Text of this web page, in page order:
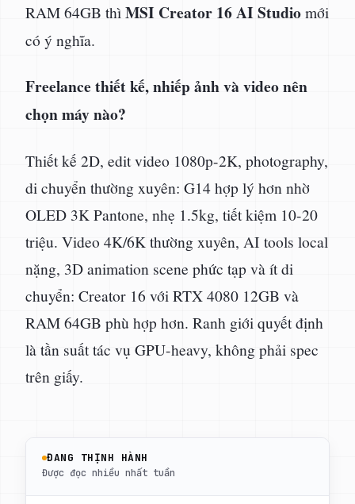
RAM 64GB thì MSI Creator 16 AI Studiomới
có ý nghĩa.
Freelance thiết kế, nhiếp ảnh và video nên
chọn máy nào?
Thiết kế 2D, edit video 1080p-2K, photography,
di chuyển thường xuyên: G14 hợp lý hơn nhờ
OLED 3K Pantone, nhẹ 1.5kg, tiết kiệm 10-20
triệu. Video 4K/6K thường xuyên, AI tools local
nặng, 3D animation scene phức tạp và ít di
chuyển: Creator 16 với RTX 4080 12GB và
RAM 64GB phù hợp hơn. Ranh giới quyết định
là tần suất tác vụ GPU-heavy, không phải spec
trên giấy.
ĐANG THỊNH HÀNH
Được đọc nhiều nhất tuần